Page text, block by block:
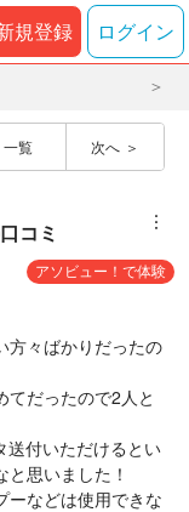
規登録 ログイン
一覧 次へ
コミ ︙
アソビュー！で体験
方々ばかりだったの
てだったので2人と
送付いただけるとい
思いました！
ーなどは使用できな